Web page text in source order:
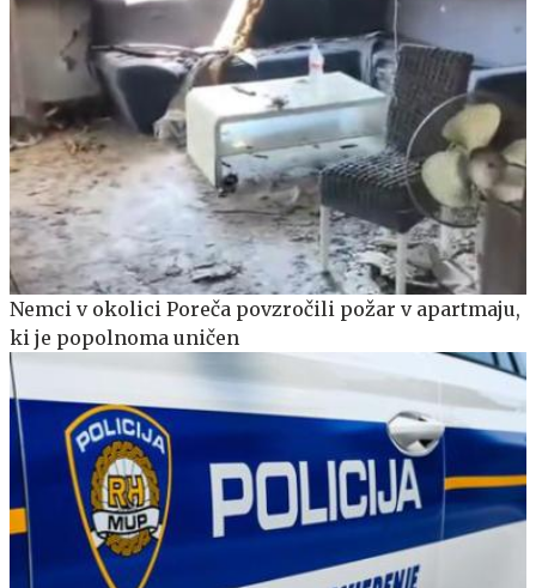
Nemci v okolici Poreča povzročili požar v apartmaju,
ki je popolnoma uničen